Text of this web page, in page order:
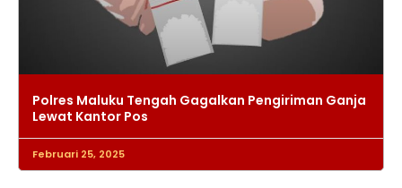
Polres Maluku Tengah Gagalkan Pengiriman Ganja
Lewat Kantor Pos
Februari 25, 2025